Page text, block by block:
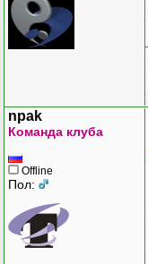
npak
Команда клуба
Offline
Пол: